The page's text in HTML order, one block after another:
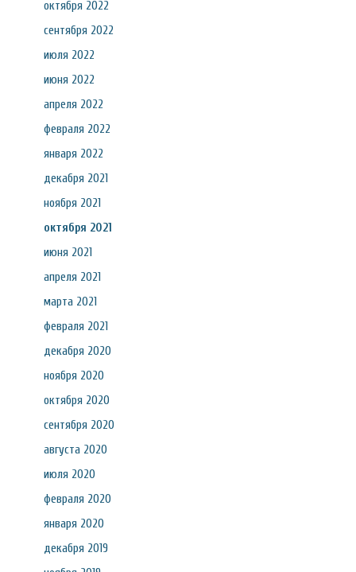
октября 2022
сентября 2022
июля 2022
июня 2022
апреля 2022
февраля 2022
января 2022
декабря 2021
ноября 2021
октября 2021
июня 2021
апреля 2021
марта 2021
февраля 2021
декабря 2020
ноября 2020
октября 2020
сентября 2020
августа 2020
июля 2020
февраля 2020
января 2020
декабря 2019